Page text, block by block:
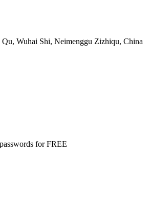
Wuhai Shi, Neimenggu Zizhiqu, China
for FREE